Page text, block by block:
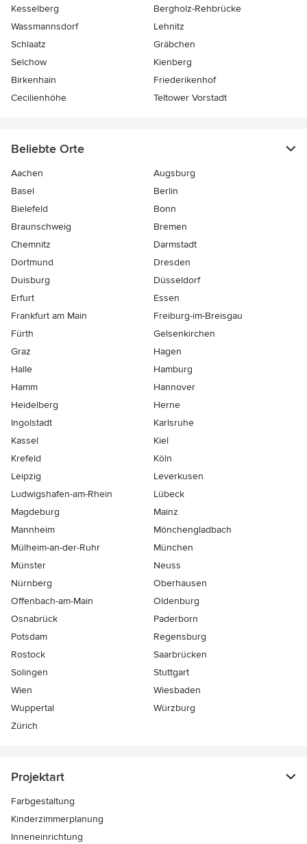
Kesselberg
Bergholz-Rehbrücke
Wassmannsdorf
Lehnitz
Schlaatz
Gräbchen
Selchow
Kienberg
Birkenhain
Friederikenhof
Cecilienhöhe
Teltower Vorstadt
Beliebte Orte
Aachen
Augsburg
Basel
Berlin
Bielefeld
Bonn
Braunschweig
Bremen
Chemnitz
Darmstadt
Dortmund
Dresden
Duisburg
Düsseldorf
Erfurt
Essen
Frankfurt am Main
Freiburg-im-Breisgau
Fürth
Gelsenkirchen
Graz
Hagen
Halle
Hamburg
Hamm
Hannover
Heidelberg
Herne
Ingolstadt
Karlsruhe
Kassel
Kiel
Krefeld
Köln
Leipzig
Leverkusen
Ludwigshafen-am-Rhein
Lübeck
Magdeburg
Mainz
Mannheim
Mönchen­gladbach
Mülheim-an-der-Ruhr
München
Münster
Neuss
Nürnberg
Oberhausen
Offenbach-am-Main
Oldenburg
Osnabrück
Paderborn
Potsdam
Regensburg
Rostock
Saarbrücken
Solingen
Stuttgart
Wien
Wiesbaden
Wuppertal
Würzburg
Zürich
Projektart
Farbgestaltung
Kinderzimmerplanung
Inneneinrichtung